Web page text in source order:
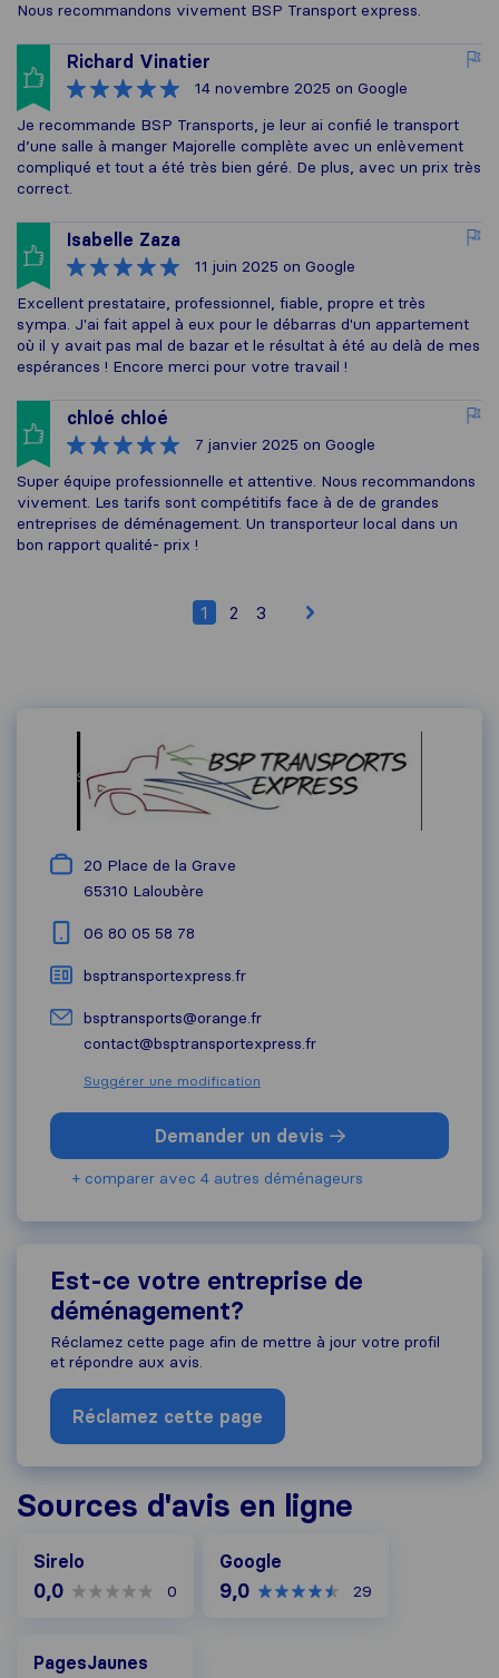
Nous recommandons vivement BSP Transport express.
Richard Vinatier
14 novembre 2025 on Google
Je recommande BSP Transports, je leur ai confié le transport
d’une salle à manger Majorelle complète avec un enlèvement
compliqué et tout a été très bien géré. De plus, avec un prix très
correct.
Isabelle Zaza
11 juin 2025 on Google
Excellent prestataire, professionnel, fiable, propre et très
sympa. J'ai fait appel à eux pour le débarras d'un appartement
où il y avait pas mal de bazar et le résultat à été au delà de mes
espérances ! Encore merci pour votre travail !
chloé chloé
7 janvier 2025 on Google
Super équipe professionnelle et attentive. Nous recommandons
vivement. Les tarifs sont compétitifs face à de de grandes
entreprises de déménagement. Un transporteur local dans un
bon rapport qualité- prix !
1 2 3
20 Place de la Grave
65310 Laloubère
06 80 05 58 78
bsptransportexpress.fr
bsptransports@orange.fr
contact@bsptransportexpress.fr
Suggérer une modification
Demander un devis
+ comparer avec 4 autres déménageurs
Est-ce votre entreprise de
déménagement?
Réclamez cette page afin de mettre à jour votre profil
et répondre aux avis.
Réclamez cette page
Sources d'avis en ligne
Sirelo
0,0 0
Google
9,0 29
PagesJaunes